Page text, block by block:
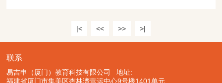
|< << >> >|
联系
易吉申（厦门）教育科技有限公司 地址:
福建省厦门市集美区杏林湾营运中心9号楼1401单元